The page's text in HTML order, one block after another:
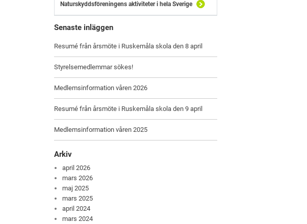
Naturskyddsföreningens aktiviteter i hela Sverige
Senaste inläggen
Resumé från årsmöte i Ruskemåla skola den 8 april
Styrelsemedlemmar sökes!
Medlemsinformation våren 2026
Resumé från årsmöte i Ruskemåla skola den 9 april
Medlemsinformation våren 2025
Arkiv
april 2026
mars 2026
maj 2025
mars 2025
april 2024
mars 2024